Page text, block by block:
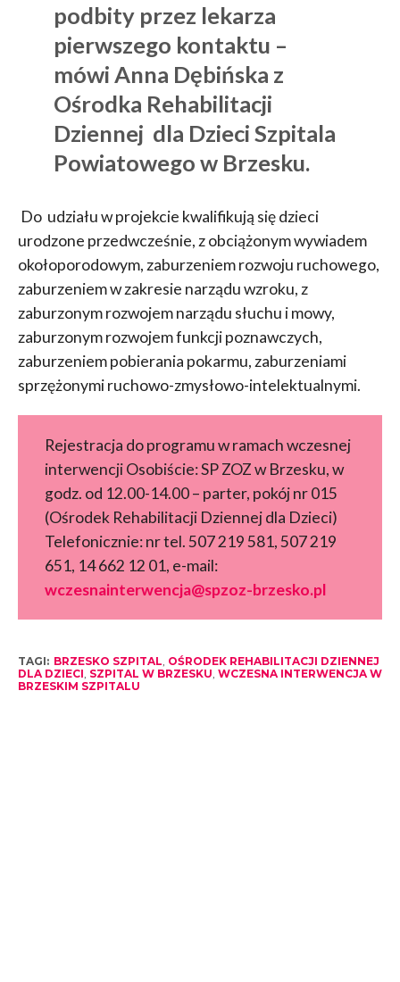
podbity przez lekarza
pierwszego kontaktu –
mówi Anna Dębińska z
Ośrodka Rehabilitacji
Dziennej dla Dzieci Szpitala
Powiatowego w Brzesku.
Do udziału w projekcie kwalifikują się dzieci
urodzone przedwcześnie, z obciążonym wywiadem
okołoporodowym, zaburzeniem rozwoju ruchowego,
zaburzeniem w zakresie narządu wzroku, z
zaburzonym rozwojem narządu słuchu i mowy,
zaburzonym rozwojem funkcji poznawczych,
zaburzeniem pobierania pokarmu, zaburzeniami
sprzężonymi ruchowo-zmysłowo-intelektualnymi.
Rejestracja do programu w ramach wczesnej
interwencji Osobiście: SP ZOZ w Brzesku, w
godz. od 12.00-14.00 – parter, pokój nr 015
(Ośrodek Rehabilitacji Dziennej dla Dzieci)
Telefonicznie: nr tel. 507 219 581, 507 219
651, 14 662 12 01, e-mail:
wczesnainterwencja@spzoz-brzesko.pl
TAGI: BRZESKO SZPITAL OŚRODEK REHABILITACJI DZIENNEJ
DLA DZIECI SZPITAL W BRZESKU WCZESNA INTERWENCJA W
BRZESKIM SZPITALU